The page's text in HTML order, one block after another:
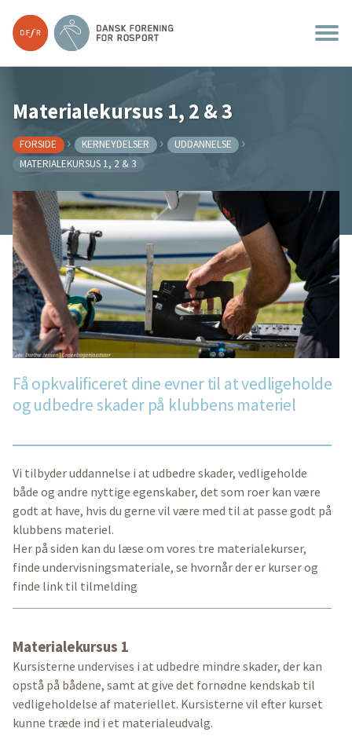
Materialekursus 1, 2 & 3
FORSIDE KERNEYDELSER
UDDANNELSE
MATERIALEKURSUS 1, 2 & 3
Få opkvalificeret dine evner til at vedligeholde
og udbedre skader på klubbens materiel
Vi tilbyder uddannelse i at udbedre skader, vedligeholde
både og andre nyttige egenskaber, det som roer kan være
godt at have, hvis du gerne vil være med til at passe godt på
klubbens materiel.
Her på siden kan du læse om vores tre materialekurser,
finde undervisningsmateriale, se hvornår der er kurser og
finde link til tilmelding
Materialekursus 1
Kursisterne undervises i at udbedre mindre skader, der kan
opstå på bådene, samt at give det fornødne kendskab til
vedligeholdelse af materiellet. Kursisterne vil efter kurset
kunne træde ind i et materialeudvalg.